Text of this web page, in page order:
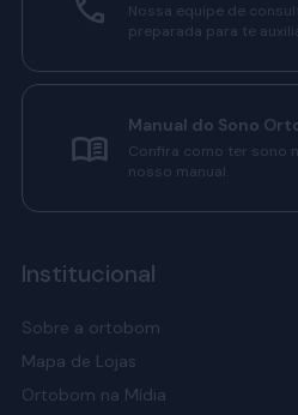
Nossa equipe de
preparada para te
Manual do Sono
Confira como ter sono
nosso manual.
Institucional
Sobre a ortobom
Mapa de Lojas
Ortobom na Mídia